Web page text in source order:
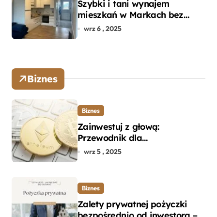
Szybki i tani wynajem
mieszkań w Markach bez
pośredników
wrz 6 , 2025
Biznes
Biznes
Zainwestuj z głową:
Przewodnik dla
początkujących w zakupie
wrz 5 , 2025
Biznes
Zalety prywatnej pożyczki